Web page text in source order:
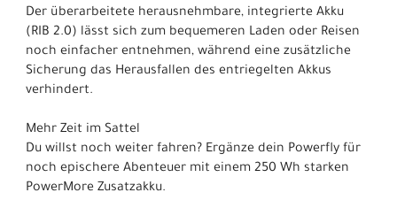
Der überarbeitete herausnehmbare, integrierte Akku
(RIB 2.0) lässt sich zum bequemeren Laden oder Reisen
noch einfacher entnehmen, während eine zusätzliche
Sicherung das Herausfallen des entriegelten Akkus
verhindert.
Mehr Zeit im Sattel
Du willst noch weiter fahren? Ergänze dein Powerfly für
noch epischere Abenteuer mit einem 250 Wh starken
PowerMore Zusatzakku.